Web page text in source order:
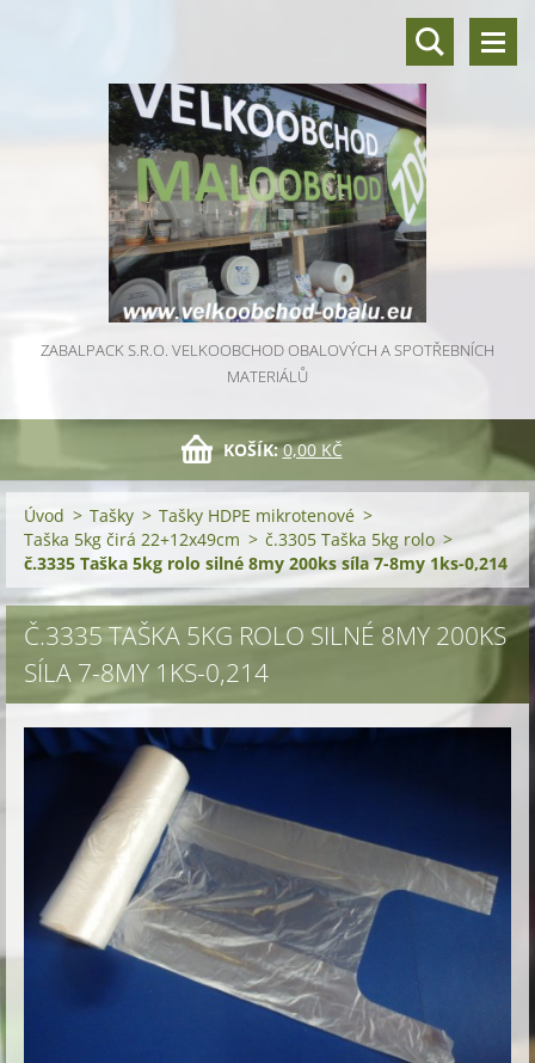
ZABALPACK S.R.O. VELKOOBCHOD OBALOVÝCH A SPOTŘEBNÍCH
MATERIÁLŮ
KOŠÍK: 0,00 KČ
Úvod > Tašky > Tašky HDPE mikrotenové >
Taška 5kg čirá 22+12x49cm > č.3305 Taška 5kg rolo >
č.3335 Taška 5kg rolo silné 8my 200ks síla 7-8my 1ks-0,214
Č.3335 TAŠKA 5KG ROLO SILNÉ 8MY 200KS
SÍLA 7-8MY 1KS-0,214